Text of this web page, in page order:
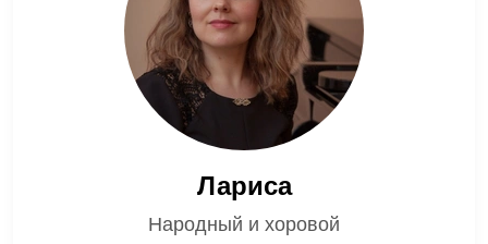
Лариса
Народный и хоровой